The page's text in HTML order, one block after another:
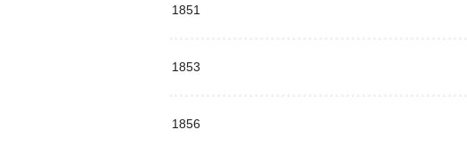
1851
1853
1856